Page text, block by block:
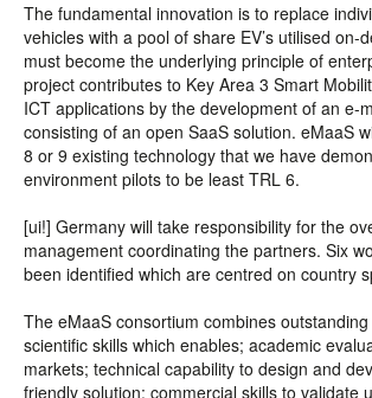
The fundamental innovation is to replace
vehicles with a pool of share EV’s utilised on-
must become the underlying principle of
project contributes to Key Area 3 Smart
ICT applications by the development of an e-
consisting of an open SaaS solution. eMaaS
8 or 9 existing technology that we have
environment pilots to be least TRL 6.
[ui!] Germany will take responsibility for the
management coordinating the partners. Six
been identified which are centred on country
The eMaaS consortium combines
scientific skills which enables; academic
markets; technical capability to design and
friendly solution; commercial skills to validate